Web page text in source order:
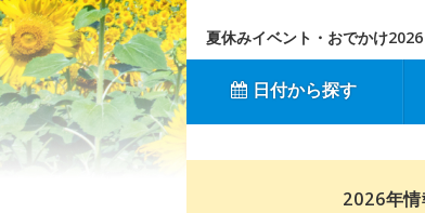
夏休みイベント・おでかけ2026
日付から探す
2026年